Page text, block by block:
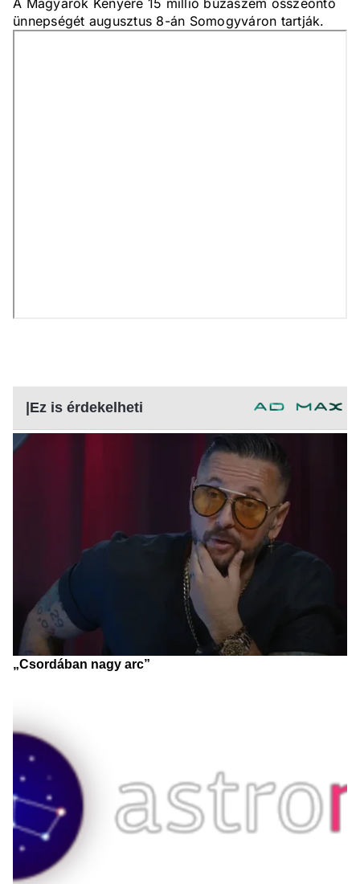
A Magyarok Kenyere 15 millió búzaszem összeöntő
ünnepségét augusztus 8-án Somogyváron tartják.